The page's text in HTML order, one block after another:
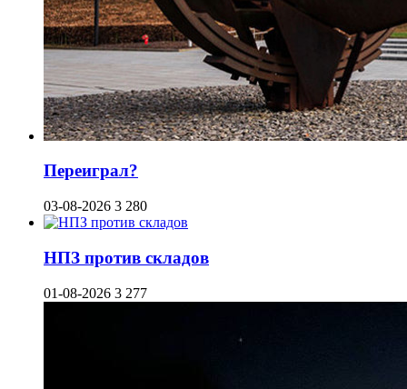
Переиграл?
03-08-2026 3 280
НПЗ против складов
01-08-2026 3 277